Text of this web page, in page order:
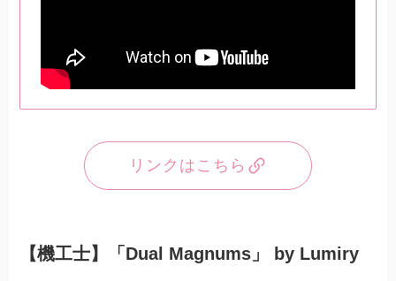
リンクはこちら
【機工士】「Dual Magnums」 by Lumiry